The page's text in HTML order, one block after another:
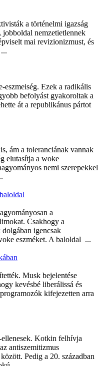
a történelmi igazság
jobboldal nemzetietlennek
mai revizionizmust, és
-eszmeiség. Ezek a radikális
befolyást gyakoroltak a
át a republikánus pártot
ám a toleranciának vannak
elutasítja a woke
nemi szerepekkel
a
Csakhogy a
igencsak
eszméket. A baloldal ...
Musk bejelentése
kevésbé liberálissá és
kifejezetten arra
Kotkin felhívja
antiszemitizmus
Pedig a 20. században